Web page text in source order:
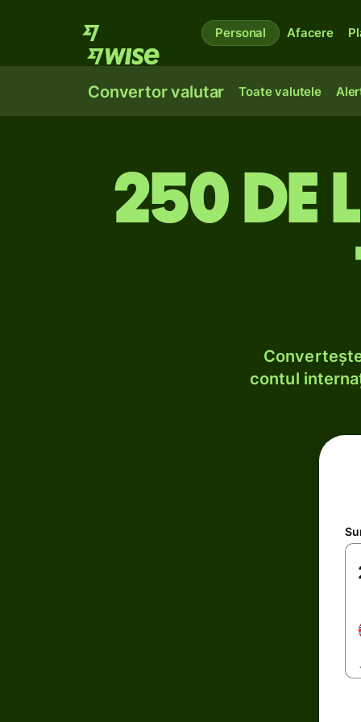
Personal Afacere
Convertor valutar Toate valutele
250 de
contul